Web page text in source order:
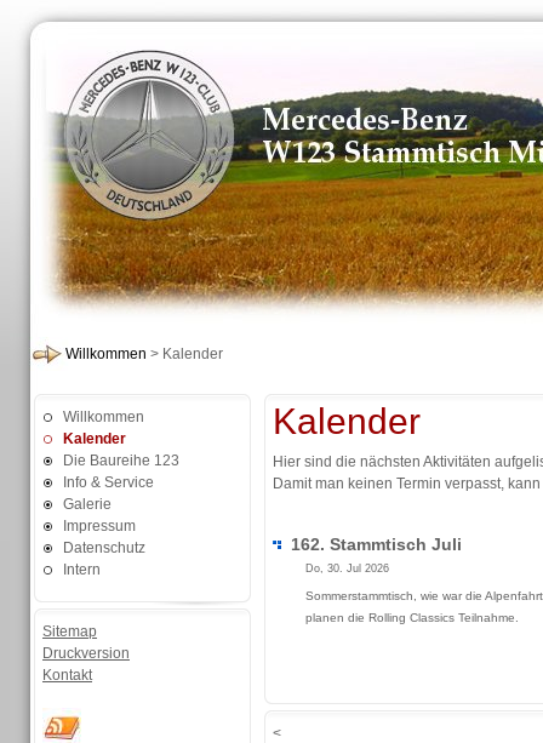
Willkommen > Kalender
Willkommen
Kalender
Die Baureihe 123
Info & Service
Galerie
Impressum
Datenschutz
Intern
Sitemap
Druckversion
Kontakt
Kalender
Hier sind die nächsten Aktivitäten
Damit man keinen Termin verpasst,
162. Stammtisch Juli
Do, 30. Jul 2026
Sommerstammtisch, wie war die
planen die Rolling Classics Teilnahme.
<